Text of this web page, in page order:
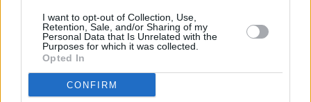
I want to opt-out of Collection, Use,
Retention, Sale, and/or Sharing of my
Personal Data that Is Unrelated with the
Purposes for which it was collected.
Opted In
CONFIRM
ενίσχυση της περιμετρικής ασφάλειας. Οι παρεμβάσεις
αυτές συνδέονται άμεσα με τον σύνθετο χαρακτήρα του
έργου, καθώς το νέο πολιτικό αεροδρόμιο θα λειτουργεί
παράλληλα με το στρατιωτικό αεροδρόμιο Καστελίου.